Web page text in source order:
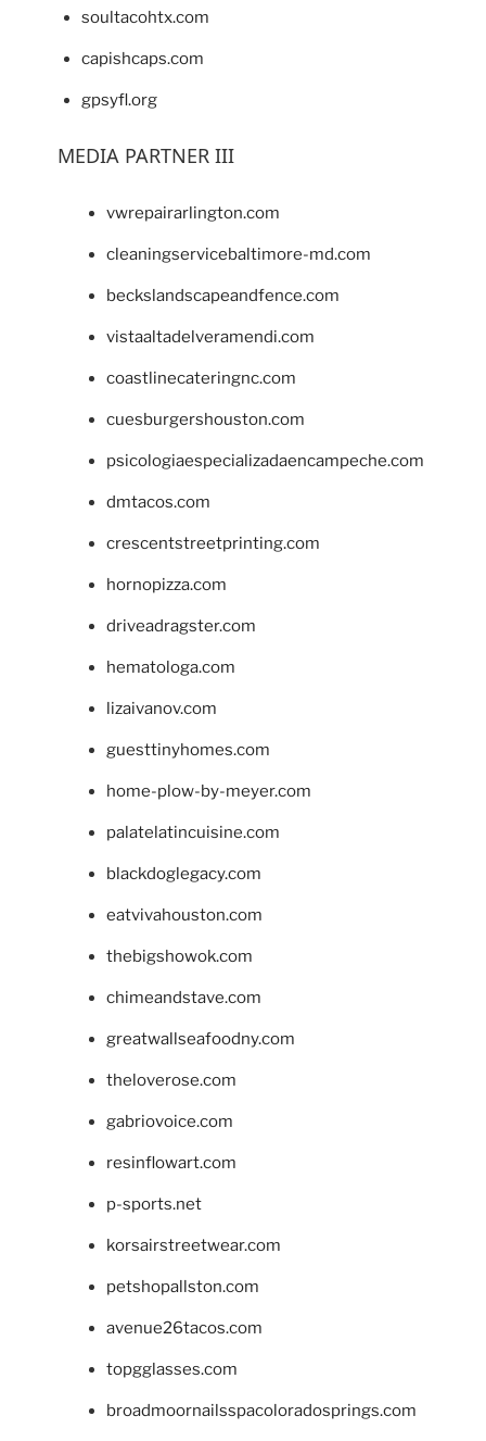
soultacohtx.com
capishcaps.com
gpsyfl.org
MEDIA PARTNER III
vwrepairarlington.com
cleaningservicebaltimore-md.com
beckslandscapeandfence.com
vistaaltadelveramendi.com
coastlinecateringnc.com
cuesburgershouston.com
psicologiaespecializadaencampeche.com
dmtacos.com
crescentstreetprinting.com
hornopizza.com
driveadragster.com
hematologa.com
lizaivanov.com
guesttinyhomes.com
home-plow-by-meyer.com
palatelatincuisine.com
blackdoglegacy.com
eatvivahouston.com
thebigshowok.com
chimeandstave.com
greatwallseafoodny.com
theloverose.com
gabriovoice.com
resinflowart.com
p-sports.net
korsairstreetwear.com
petshopallston.com
avenue26tacos.com
topgglasses.com
broadmoornailsspacoloradosprings.com